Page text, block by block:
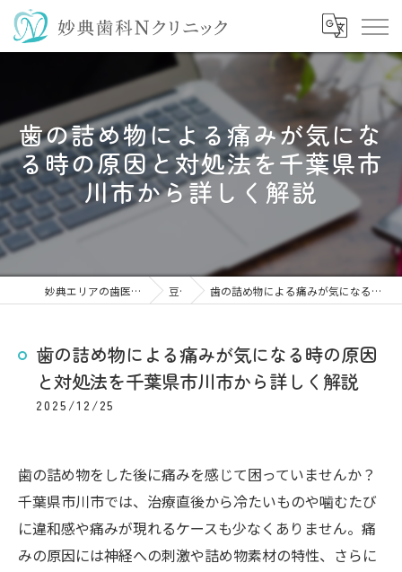
歯の詰め物による痛みが気にな
る時の原因と対処法を千葉県市
川市から詳しく解説
妙典エリアの歯医者なら妙典歯科Nクリニック 豆知識 歯の詰め物による痛みが気になる時の原因と対処法を千葉県市川市から詳しく解説
歯の詰め物による痛みが気になる時の原因
と対処法を千葉県市川市から詳しく解説
2025/12/25
歯の詰め物をした後に痛みを感じて困っていませんか？
千葉県市川市では、治療直後から冷たいものや噛むたび
に違和感や痛みが現れるケースも少なくありません。痛
みの原因には神経への刺激や詰め物素材の特性、さらに